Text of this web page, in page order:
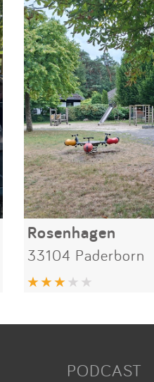
Rosenhagen
33104 Paderborn
PODCAST